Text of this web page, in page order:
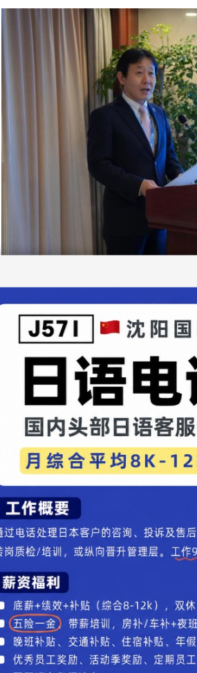
第九届中日韩记者交流活动在北京正式
在开幕式致辞。
处副秘书长图师执二在开幕致辞
通、引导公众认知方面发挥着不
掘三国合作故事，增进相互理解
未来贡献力量。